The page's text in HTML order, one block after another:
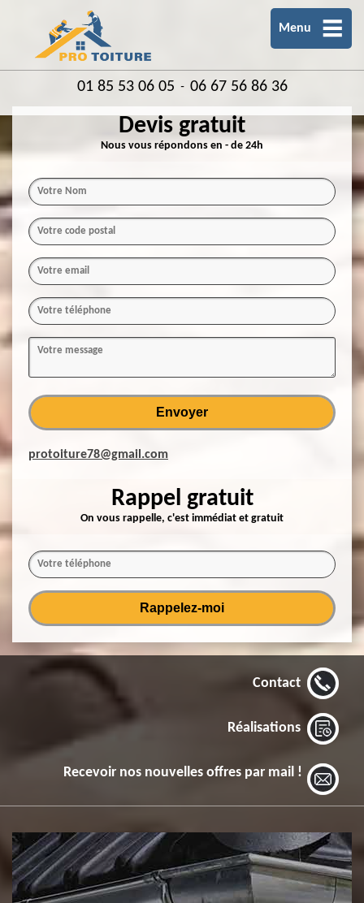
Menu
01 85 53 06 05 - 06 67 56 86 36
Devis gratuit
Nous vous répondons en - de 24h
protoiture78@gmail.com
Rappel gratuit
On vous rappelle, c'est immédiat et gratuit
Contact
Réalisations
Recevoir nos nouvelles offres par mail !